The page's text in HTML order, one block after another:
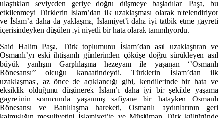
ulaştıkları seviyeden geriye doğru düşmeye başladılar. Paşa, bu
etkilenmeyi Türklerin İslam’dan ilk uzaklaşması olarak nitelendiriyor
ve İslam’a daha da yaklaşma, İslamiyet’i daha iyi tatbik etme gayreti
içerisindeyken düşülen iyi niyetli bir hata olarak tanımlıyordu.
Said Halim Paşa, Türk toplumunu İslam’dan asıl uzaklaştıran ve
Osmanlı’yı eski ihtişamlı günlerinden çöküşe doğru sürükleyen asıl
büyük yanlışın Garplılaşma hezeyanı ile yaşanan ‘’Osmanlı
Rönesansı’’ olduğu kanaatindeydi. Türklerin İslam’dan ilk
uzaklaşması, az önce de açıklandığı gibi, kendilerinde bir hata ve
eksiklik olduğunu düşünerek İslam’ı daha iyi bir şekilde yaşama
gayretinin sonucunda yaşanmış safiyane bir hatayken Osmanlı
Rönesansı ve Batılılaşma hareketi, Osmanlı aydınlarının geri
kalmışlığın mesuliyetini İslamiyet’te ve Müslüman Türk kültüründe